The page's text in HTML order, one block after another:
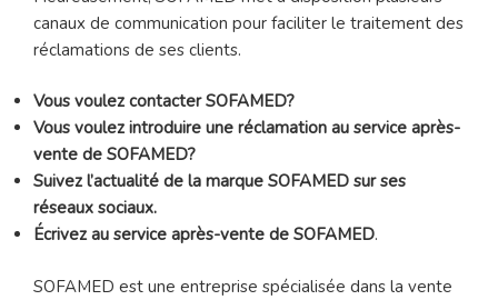
canaux de communication pour faciliter le traitement des
réclamations de ses clients.
Vous voulez contacter SOFAMED?
Vous voulez introduire une réclamation au service après-
vente de SOFAMED?
Suivez l’actualité de la marque SOFAMED sur ses
réseaux sociaux.
Écrivez au service après-vente de SOFAMED.
SOFAMED est une entreprise spécialisée dans la vente